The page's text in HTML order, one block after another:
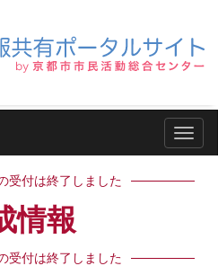
ナビ
受付は終了しました
情報
受付は終了しました